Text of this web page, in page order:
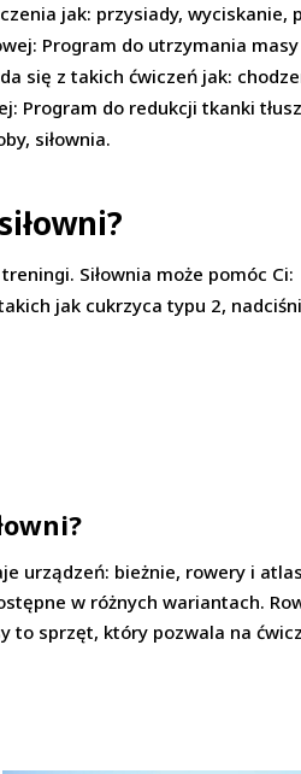
jak: przysiady, wyciskanie,
Program do utrzymania
się z takich ćwiczeń jak:
Program do redukcji tkanki
siłownia.
Siłownia może pomóc Ci:
jak cukrzyca typu 2,
urządzeń: bieżnie, rowery i
w różnych wariantach.
to sprzęt, który pozwala na